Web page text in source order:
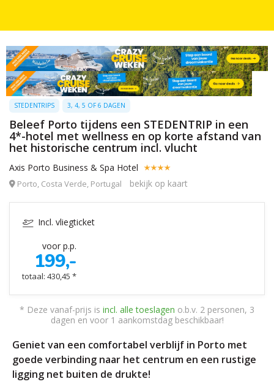
STEDENTRIPS 3, 4, 5 OF 6 DAGEN
Beleef Porto tijdens een STEDENTRIP in een
4*-hotel met wellness en op korte afstand van
het historische centrum incl. vlucht
Axis Porto Business & Spa Hotel
Porto, Costa Verde, Portugal bekijk op kaart
Incl. vliegticket
voor p.p.
199,-
totaal: 430,45 *
* Deze vanaf-prijs is incl. alle toeslagen o.b.v. 2 personen, 3
dagen en voor 1 aankomstdag beschikbaar!
Geniet van een comfortabel verblijf in Porto met
goede verbinding naar het centrum en een rustige
ligging net buiten de drukte!